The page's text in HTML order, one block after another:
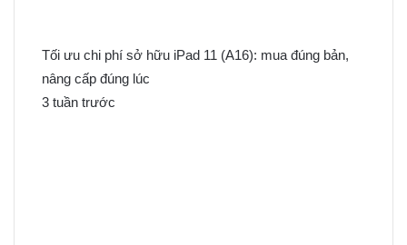
Tối ưu chi phí sở hữu iPad 11 (A16): mua đúng bản,
nâng cấp đúng lúc
3 tuần trước